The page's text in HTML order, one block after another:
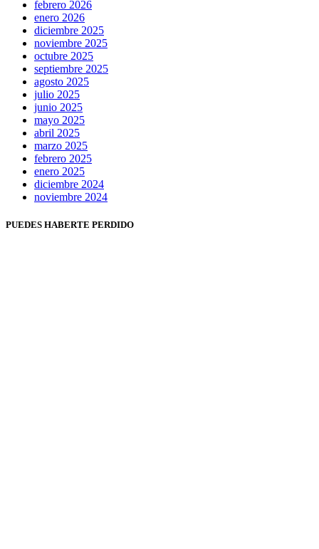
febrero 2026
enero 2026
diciembre 2025
noviembre 2025
octubre 2025
septiembre 2025
agosto 2025
julio 2025
junio 2025
mayo 2025
abril 2025
marzo 2025
febrero 2025
enero 2025
diciembre 2024
noviembre 2024
PUEDES HABERTE PERDIDO